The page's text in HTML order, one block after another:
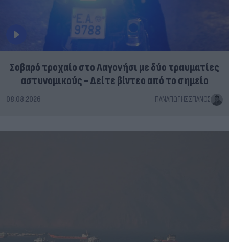
Σοβαρό τροχαίο στο Λαγονήσι με δύο τραυματίες
αστυνομικούς - Δείτε βίντεο από το σημείο
08.08.2026 ΠΑΝΑΓΙΏΤΗΣ ΣΠΑΝΌΣ